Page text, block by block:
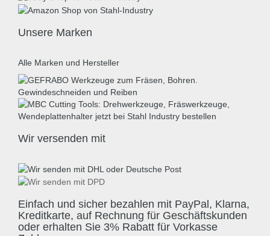
Unsere Marken
Alle Marken und Hersteller
Wir versenden mit
Einfach und sicher bezahlen mit PayPal, Klarna,
Kreditkarte, auf Rechnung für Geschäftskunden
oder erhalten Sie 3% Rabatt für Vorkasse